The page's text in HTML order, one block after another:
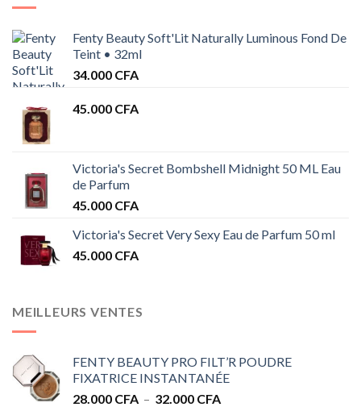
Fenty Beauty Soft'Lit Naturally Luminous Fond De
Teint • 32ml
34.000 CFA
45.000 CFA
Victoria's Secret Bombshell Midnight 50 ML Eau
de Parfum
45.000 CFA
Victoria's Secret Very Sexy Eau de Parfum 50 ml
45.000 CFA
MEILLEURS VENTES
FENTY BEAUTY PRO FILT’R POUDRE
FIXATRICE INSTANTANÉE
28.000 CFA – 32.000 CFA